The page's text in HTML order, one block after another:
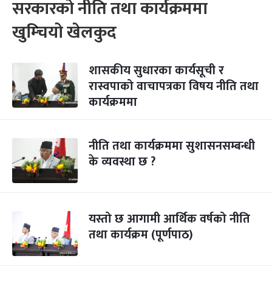
सरकारको नीति तथा कार्यक्रममा
खुम्चियो खेलकुद
शासकीय सुधारका कार्यसूची र
रास्वपाको वाचापत्रका विषय नीति तथा
कार्यक्रममा
नीति तथा कार्यक्रममा सुशासनसम्बन्धी
के व्यवस्था छ ?
यस्तो छ आगामी आर्थिक वर्षको नीति
तथा कार्यक्रम (पूर्णपाठ)